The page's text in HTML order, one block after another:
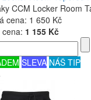
CCM Locker Room
cena: 1 650 Kč
cena: 1 155 Kč
SLEVA NÁŠ TIP